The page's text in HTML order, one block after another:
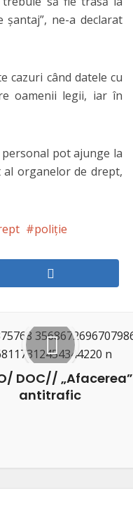
ne-a declarat
cazuri când datele cu
oamenii legii, iar în
pot ajunge la
al organelor de drept,
poliţie
DOC// „Afacerea”
antitrafic